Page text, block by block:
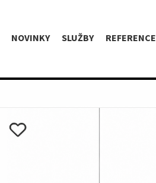
NOVINKY SLUŽBY REFERENCE